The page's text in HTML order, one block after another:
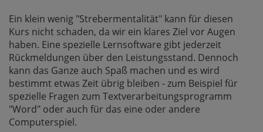
Ein klein wenig "Strebermentalität" kann für diesen
Kurs nicht schaden, da wir ein klares Ziel vor Augen
haben. Eine spezielle Lernsoftware gibt jederzeit
Rückmeldungen über den Leistungsstand. Dennoch
kann das Ganze auch Spaß machen und es wird
bestimmt etwas Zeit übrig bleiben - zum Beispiel für
spezielle Fragen zum Textverarbeitungsprogramm
"Word" oder auch für das eine oder andere
Computerspiel.